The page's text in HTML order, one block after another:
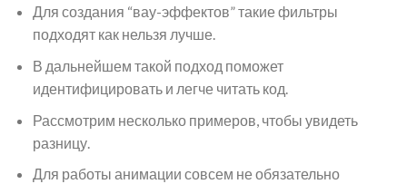
Для создания “вау-эффектов” такие фильтры
подходят как нельзя лучше.
В дальнейшем такой подход поможет
идентифицировать и легче читать код.
Рассмотрим несколько примеров, чтобы увидеть
разницу.
Для работы анимации совсем не обязательно